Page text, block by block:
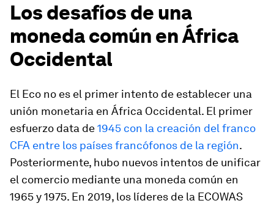
Los desafíos de una
moneda común en África
Occidental
El Eco no es el primer intento de establecer una
unión monetaria en África Occidental. El primer
esfuerzo data de1945 con la creación del franco
CFA entre los países francófonos de la región.
Posteriormente, hubo nuevos intentos de unificar
el comercio mediante una moneda común en
1965 y 1975. En 2019, los líderes de la ECOWAS